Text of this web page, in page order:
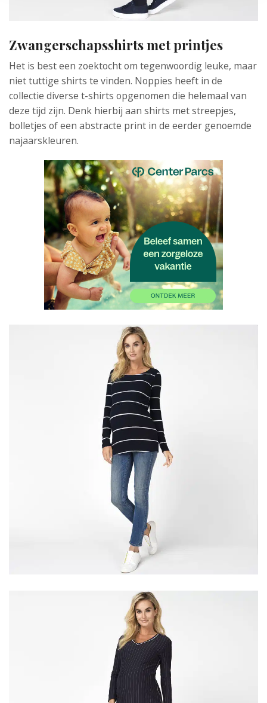
Zwangerschapsshirts met printjes
Het is best een zoektocht om tegenwoordig leuke, maar
niet tuttige shirts te vinden. Noppies heeft in de
collectie diverse t-shirts opgenomen die helemaal van
deze tijd zijn. Denk hierbij aan shirts met streepjes,
bolletjes of een abstracte print in de eerder genoemde
najaarskleuren.